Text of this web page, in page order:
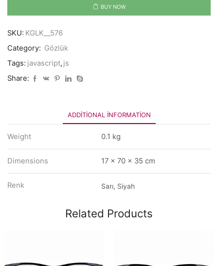
BUY NOW
SKU: KGLK__576
Category: Gözlük
Tags: javascript, js
Share:
ADDITIONAL INFORMATION
Weight 0.1 kg
Dimensions 17 × 70 × 35 cm
Renk Sarı, Siyah
Related Products